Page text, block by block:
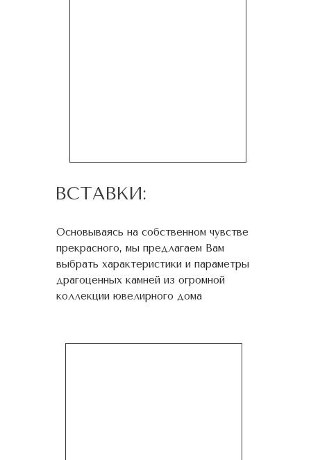
ВСТАВКИ:
Основываясь на собственном чувстве
прекрасного, мы предлагаем Вам
выбрать характеристики и параметры
драгоценных камней из огромной
коллекции ювелирного дома